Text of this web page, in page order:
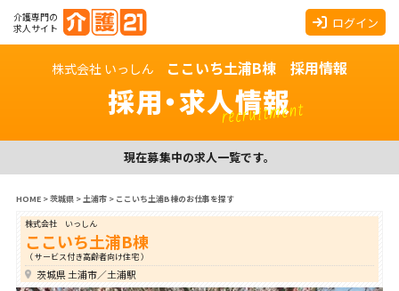
介護専門の
求人サイト
ログイン
株式会社 いっしん ここいち土浦B棟 採用情報
採用・求人情報
recruitment
現在募集中の求人一覧です。
HOME>茨城県>土浦市> ここいち土浦B棟のお仕事を探す
株式会社 いっしん
ここいち土浦B棟
（ サービス付き高齢者向け住宅 ）
茨城県 土浦市／土浦駅